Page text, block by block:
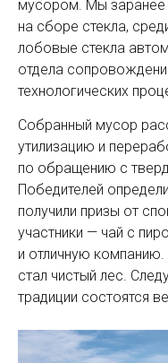
мусором. Мы заранее
на сборе стекла,
лобовые стекла
отдела
технологических
Собранный мусор
утилизацию и
по обращению с
Победителей
получили призы от
участники — чай с
и отличную
стал чистый лес.
традиции состоятся